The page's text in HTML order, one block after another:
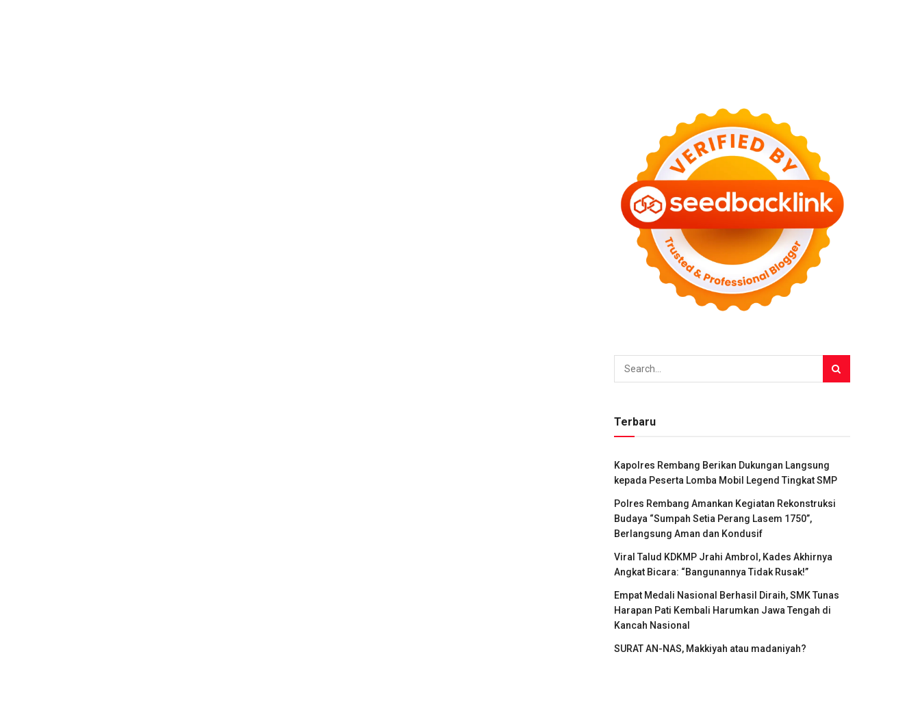
Terbaru
Kapolres Rembang Berikan Dukungan Langsung
kepada Peserta Lomba Mobil Legend Tingkat SMP
Polres Rembang Amankan Kegiatan Rekonstruksi
Budaya “Sumpah Setia Perang Lasem 1750”,
Berlangsung Aman dan Kondusif
Viral Talud KDKMP Jrahi Ambrol, Kades Akhirnya
Angkat Bicara: “Bangunannya Tidak Rusak!”
Empat Medali Nasional Berhasil Diraih, SMK Tunas
Harapan Pati Kembali Harumkan Jawa Tengah di
Kancah Nasional
SURAT AN-NAS, Makkiyah atau madaniyah?